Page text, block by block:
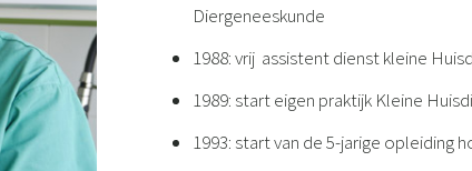
Diergeneeskunde
1988: vrij assistent dienst kleine
1989: start eigen praktijk Kleine
1993: start van de 5-jarige opleiding